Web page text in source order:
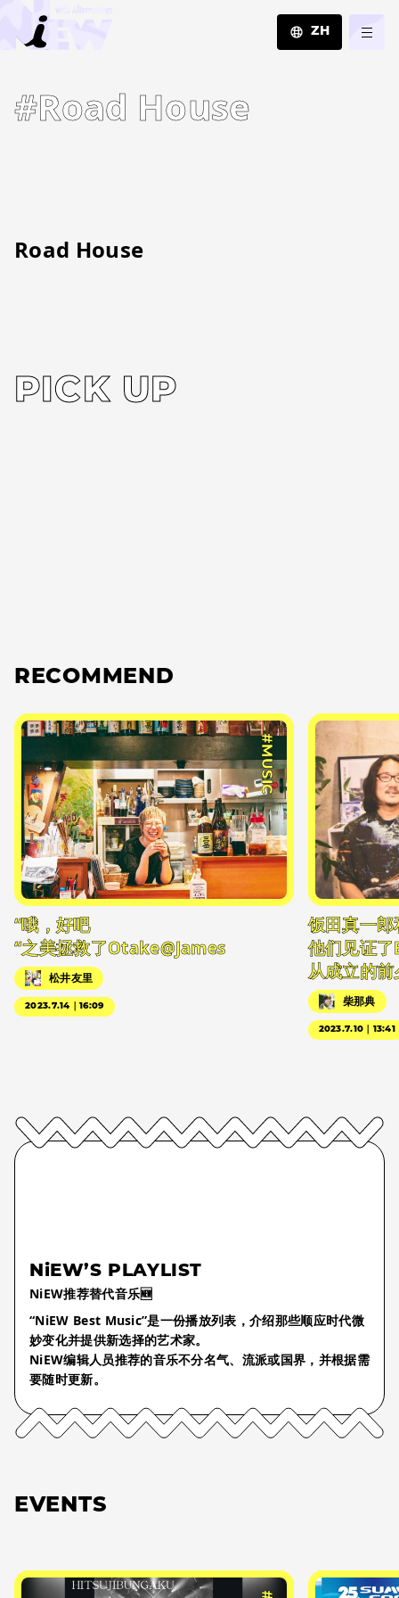
ZH
#Road House
Road House
PICK UP
RECOMMEND
#MUSIC
“哦，好吧
“之美拯救了Otake@James
松井友里
2023.7.14｜16:09
饭田真一
他们见证
从成立的
柴那典
2023.7.10｜13:41
NiEW’S PLAYLIST
NiEW推荐替代音乐🆕
“NiEW Best Music”是一份播放列表，介绍那些顺应时代微
妙变化并提供新选择的艺术家。
NiEW编辑人员推荐的音乐不分名气、流派或国界，并根据需
要随时更新。
EVENTS